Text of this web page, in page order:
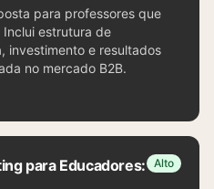
para professores que
estrutura de
investimento e resultados
no mercado B2B.
para Educadores:
Alto